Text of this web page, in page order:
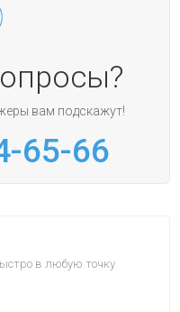
вам подскажут!
65-66
в любую точку